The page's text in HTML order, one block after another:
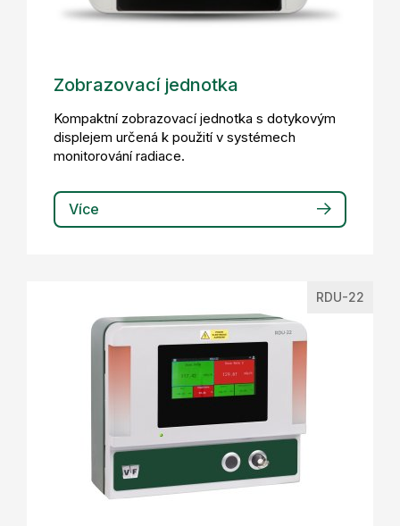
Zobrazovací jednotka
Kompaktní zobrazovací jednotka s dotykovým
displejem určená k použití v systémech
monitorování radiace.
Více
RDU-22